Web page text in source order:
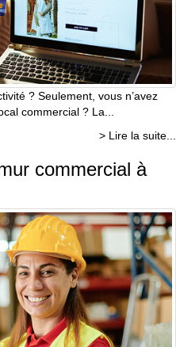
? Seulement, vous n’avez
commercial ? La...
> Lire la suite...
commercial à